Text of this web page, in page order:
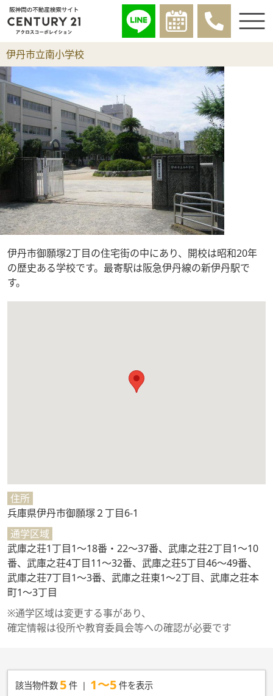
伊丹市立南小学校
伊丹市御願塚2丁目の住宅街の中にあり、開校は昭和20年
の歴史ある学校です。最寄駅は阪急伊丹線の新伊丹駅で
す。
住所
兵庫県伊丹市御願塚２丁目6-1
通学区域
武庫之荘1丁目1～18番・22～37番、武庫之荘2丁目1～10
番、武庫之荘4丁目11～32番、武庫之荘5丁目46～49番、
武庫之荘7丁目1～3番、武庫之荘東1～2丁目、武庫之荘本
町1～3丁目
※通学区域は変更する事があり、
確定情報は役所や教育委員会等への確認が必要です
該当物件数 5 件 1～5 件を表示